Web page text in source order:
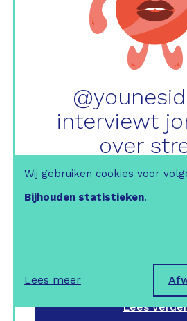
interviewt
over
is
de examens eraan
Lees verder
Wij gebruiken cookies voor
Bijhouden statistieken.
Lees meer